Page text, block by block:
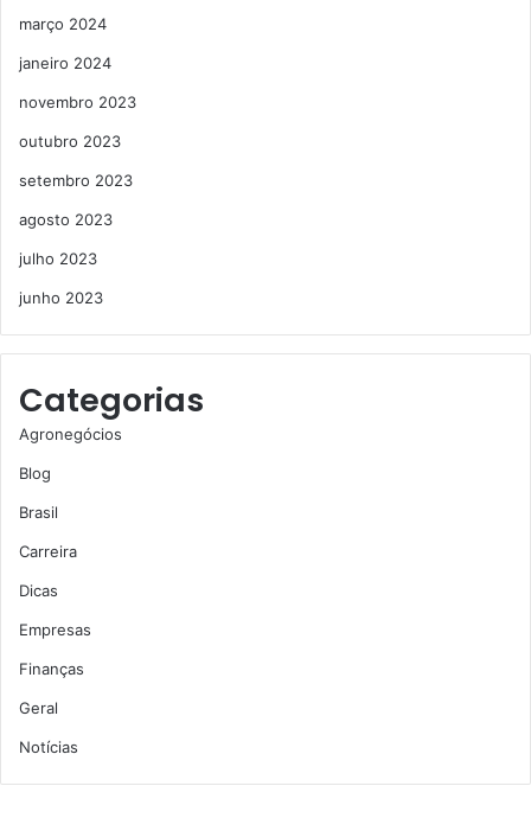
março 2024
janeiro 2024
novembro 2023
outubro 2023
setembro 2023
agosto 2023
julho 2023
junho 2023
Categorias
Agronegócios
Blog
Brasil
Carreira
Dicas
Empresas
Finanças
Geral
Notícias